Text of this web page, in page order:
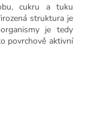
cukru a tuku
struktura je
je tedy
povrchově aktivní